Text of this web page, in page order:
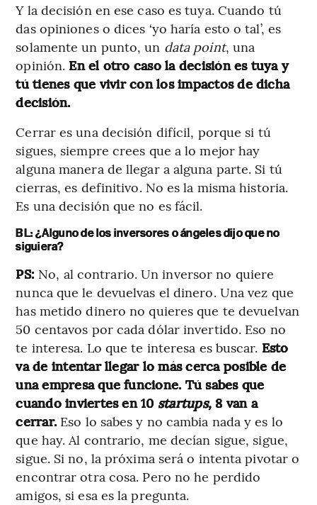
Y la decisión en ese caso es tuya. Cuando tú
das opiniones o dices ‘yo haría esto o tal’, es
solamente un punto, un data point, una
opinión. En el otro caso la decisión es tuya y
tú tienes que vivir con los impactos de dicha
decisión.
Cerrar es una decisión difícil, porque si tú
sigues, siempre crees que a lo mejor hay
alguna manera de llegar a alguna parte. Si tú
cierras, es definitivo. No es la misma historia.
Es una decisión que no es fácil.
BL: ¿Alguno de los inversores o ángeles dijo que no
siguiera?
PS: No, al contrario. Un inversor no quiere
nunca que le devuelvas el dinero. Una vez que
has metido dinero no quieres que te devuelvan
50 centavos por cada dólar invertido. Eso no
te interesa. Lo que te interesa es buscar. Esto
va de intentar llegar lo más cerca posible de
una empresa que funcione. Tú sabes que
cuando inviertes en 10 startups, 8 van a
cerrar. Eso lo sabes y no cambia nada y es lo
que hay. Al contrario, me decían sigue, sigue,
sigue. Si no, la próxima será o intenta pivotar o
encontrar otra cosa. Pero no he perdido
amigos, si esa es la pregunta.